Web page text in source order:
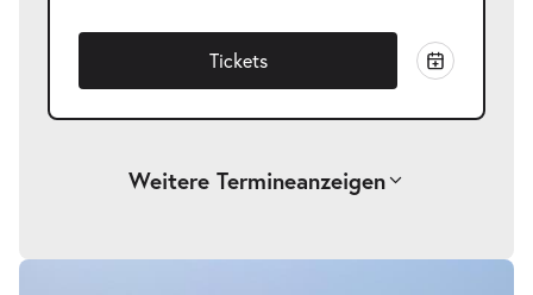
Tickets
Weitere Termineanzeigen
Wuthering Heights I Sturmhöhe-